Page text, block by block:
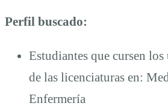
Perfil buscado:
Estudiantes que cursen los
de las licenciaturas en:
Enfermería